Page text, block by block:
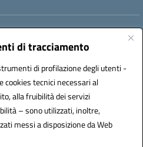
di tracciamento
di profilazione degli utenti -
cookies tecnici necessari al
alla fruibilità dei servizi
– sono utilizzati, inoltre,
messi a disposizione da Web
tpis02200a@pec.istruzione.it
SANTA (TP)